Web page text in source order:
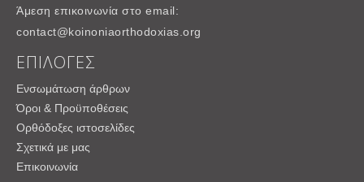
Άμεση επικοινωνία στο email:
contact@koinoniaorthodoxias.org
ΕΠΙΛΟΓΕΣ
Ενσωμάτωση άρθρων
Όροι & Προϋποθέσεις
Ορθόδοξες ιστοσελίδες
Σχετικά με μας
Επικοινωνία